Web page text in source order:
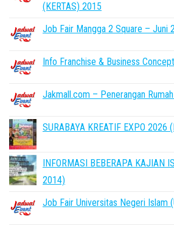
(KERTAS) 2015
Job Fair Mangga 2 Square – Juni
Info Franchise & Business
Jakmall.com – Penerangan
SURABAYA KREATIF EXPO 2026
INFORMASI BEBERAPA KAJIAN
2014)
Job Fair Universitas Negeri Islam